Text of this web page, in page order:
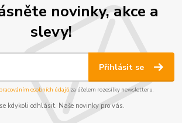
novinky, akce a
slevy!
Přihlásit se
osobních údajůza účelem rozesílky newsletteru.
kdykoli odhlásit. Naše novinky pro vás.